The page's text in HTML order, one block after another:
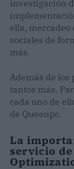
investigación
ella,
sociales de
más.
Además de los
tantos más.
cada uno de
de Queenpc.
La
servicio